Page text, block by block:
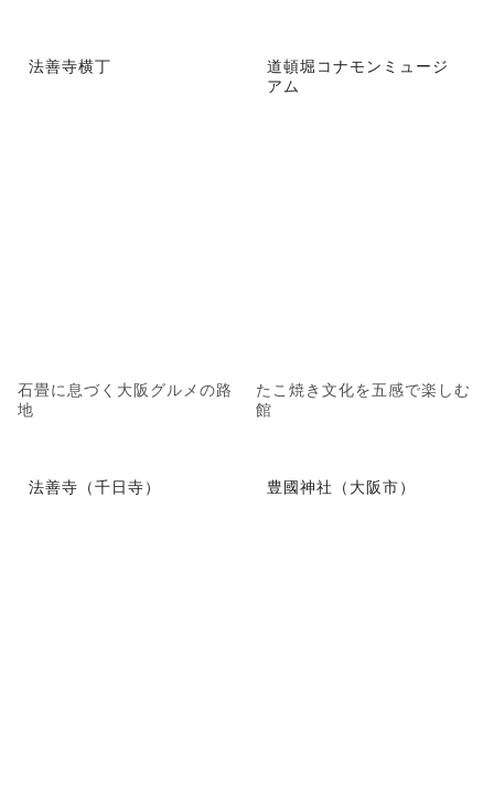
法善寺横丁
石畳に息づく大阪グルメの路
地
道頓堀コナモンミュージ
アム
たこ焼き文化を五感で楽しむ
館
法善寺（千日寺） 豊國神社（大阪市）